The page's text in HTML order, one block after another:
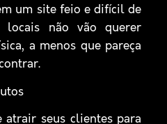
um site feio e difícil de
locais não vão querer
a menos que pareça
atrair seus clientes para